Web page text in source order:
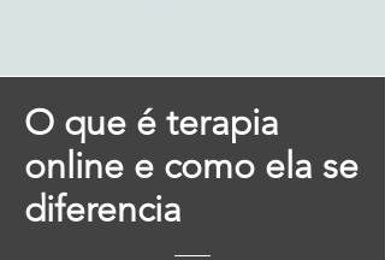
O que é terapia
online e como ela se
diferencia